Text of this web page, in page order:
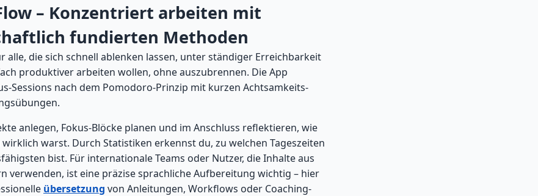
– Konzentriert arbeiten mit
fundierten Methoden
alle, die sich schnell ablenken lassen, unter ständiger Erreichbarkeit
produktiver arbeiten wollen, ohne auszubrennen. Die App
Sessions nach dem Pomodoro-Prinzip mit kurzen Achtsamkeits-
anlegen, Fokus-Blöcke planen und im Anschluss reflektieren, wie
warst. Durch Statistiken erkennst du, zu welchen Tageszeiten
bist. Für internationale Teams oder Nutzer, die Inhalte aus
verwenden, ist eine präzise sprachliche Aufbereitung wichtig – hier
übersetzung von Anleitungen, Workflows oder Coaching-